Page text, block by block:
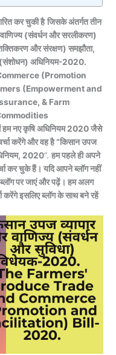
कर चुकी है जिसके अंतर्गत तीन
(संवर्धन और सरलीकरण)
और संरक्षण) समझौता,
अधिनियम-2020.
(Promotion
(Empowerment and
& Farm
हम नए कृषि अधिनियम 2020 जैसे
करेंगे और वह है “किसान उपज
, 2020“.हम पहले ही अपने
कर चुके हैं। यदि आपने ब्लॉग नहीं
ब्लॉग पर जाएं और पढ़ें। हम अलग
करेंगे इसलिए ब्लॉग के साथ बने रहें